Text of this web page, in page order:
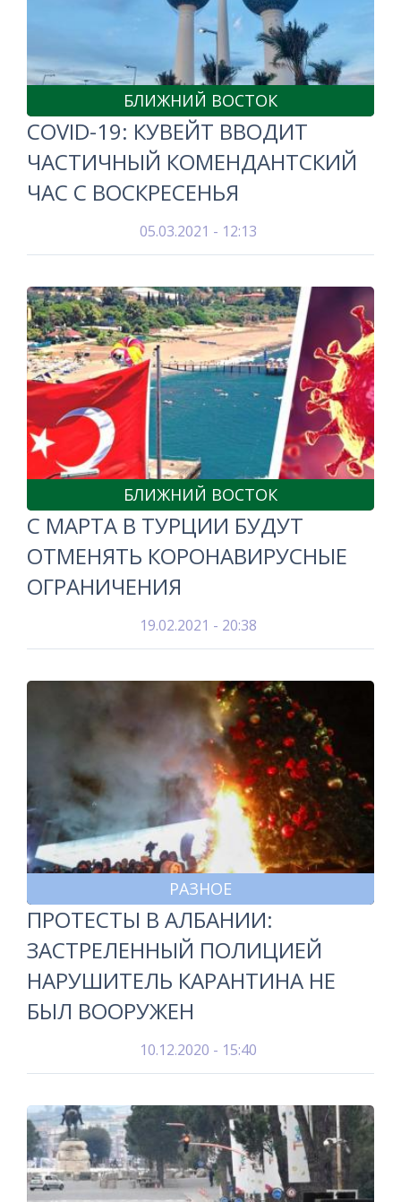
БЛИЖНИЙ ВОСТОК
COVID-19: КУВЕЙТ ВВОДИТ
ЧАСТИЧНЫЙ КОМЕНДАНТСКИЙ
ЧАС С ВОСКРЕСЕНЬЯ
05.03.2021 - 12:13
БЛИЖНИЙ ВОСТОК
С МАРТА В ТУРЦИИ БУДУТ
ОТМЕНЯТЬ КОРОНАВИРУСНЫЕ
ОГРАНИЧЕНИЯ
19.02.2021 - 20:38
РАЗНОЕ
ПРОТЕСТЫ В АЛБАНИИ:
ЗАСТРЕЛЕННЫЙ ПОЛИЦИЕЙ
НАРУШИТЕЛЬ КАРАНТИНА НЕ
БЫЛ ВООРУЖЕН
10.12.2020 - 15:40